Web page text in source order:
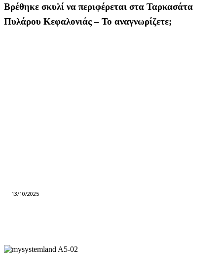
Βρέθηκε σκυλί να περιφέρεται στα Ταρκασάτα
Πυλάρου Κεφαλονιάς – Το αναγνωρίζετε;
13/10/2025